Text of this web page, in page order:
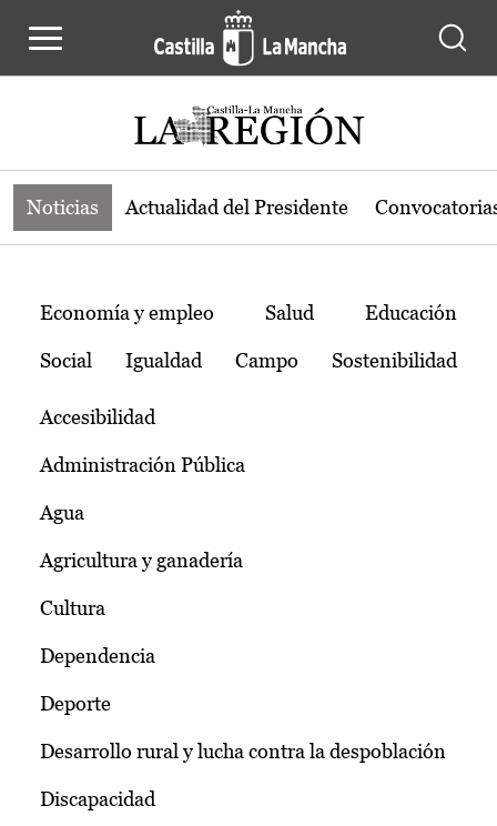
Noticias de la región de Castilla-La
Noticias Actualidad del Presidente
Temas
Economía y empleo Salud Educación
Social Igualdad Campo Sostenibilidad
Accesibilidad
Administración Pública
Agua
Agricultura y ganadería
Cultura
Dependencia
Deporte
Desarrollo rural y lucha contra la despoblación
Discapacidad